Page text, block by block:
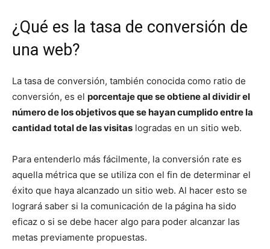
¿Qué es la tasa de conversión de
una web?
La tasa de conversión, también conocida como ratio de
conversión, es el porcentaje que se obtiene al dividir el
número de los objetivos que se hayan cumplido entre la
cantidad total de las visitas logradas en un sitio web.
Para entenderlo más fácilmente, la conversión rate es
aquella métrica que se utiliza con el fin de determinar el
éxito que haya alcanzado un sitio web. Al hacer esto se
logrará saber si la comunicación de la página ha sido
eficaz o si se debe hacer algo para poder alcanzar las
metas previamente propuestas.